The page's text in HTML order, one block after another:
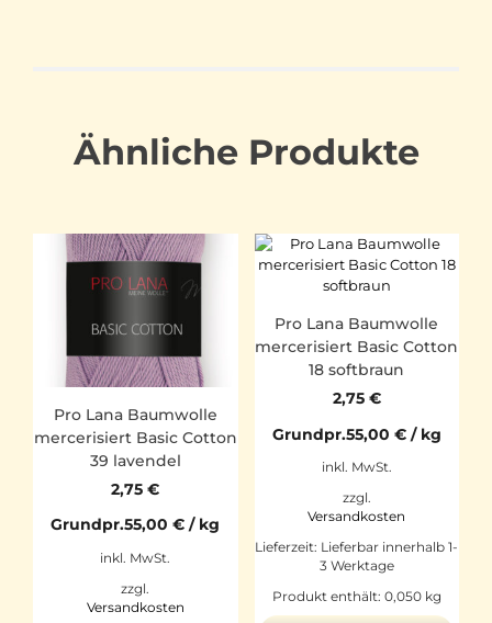
Ähnliche Produkte
Pro Lana Baumwolle
mercerisiert Basic Cotton
39 lavendel
2,75€
Grundpr.55,00€ / kg
inkl. MwSt.
zzgl.
Versandkosten
Pro Lana Baumwolle
mercerisiert Basic Cotton
18 softbraun
2,75 €
Grundpr.55,00 €/ kg
inkl. MwSt.
zzgl.
Versandkosten
Lieferzeit: Lieferbar innerhalb 1-
3 Werktage
Produkt enthält: 0,050 kg